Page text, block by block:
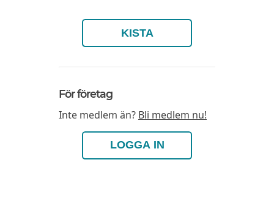
KISTA
För företag
Inte medlem än? Bli medlem nu!
LOGGA IN